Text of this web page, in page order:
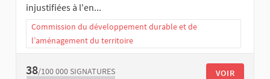
injustifiées à l'en...
Commission du développement durable et de
l’aménagement du territoire
38/100 000 SIGNATURES VOIR